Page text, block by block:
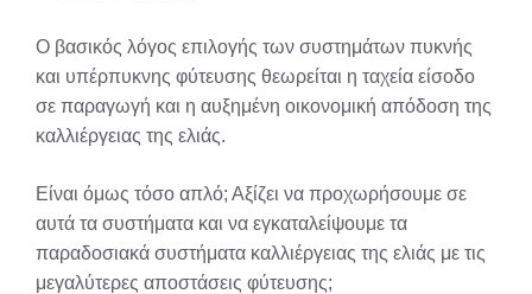
Ο βασικός λόγος επιλογής των συστημάτων πυκνής
και υπέρπυκνης φύτευσης θεωρείται η ταχεία είσοδο
σε παραγωγή και η αυξημένη οικονομική απόδοση της
καλλιέργειας της ελιάς.
Είναι όμως τόσο απλό; Αξίζει να προχωρήσουμε σε
αυτά τα συστήματα και να εγκαταλείψουμε τα
παραδοσιακά συστήματα καλλιέργειας της ελιάς με τις
μεγαλύτερες αποστάσεις φύτευσης;